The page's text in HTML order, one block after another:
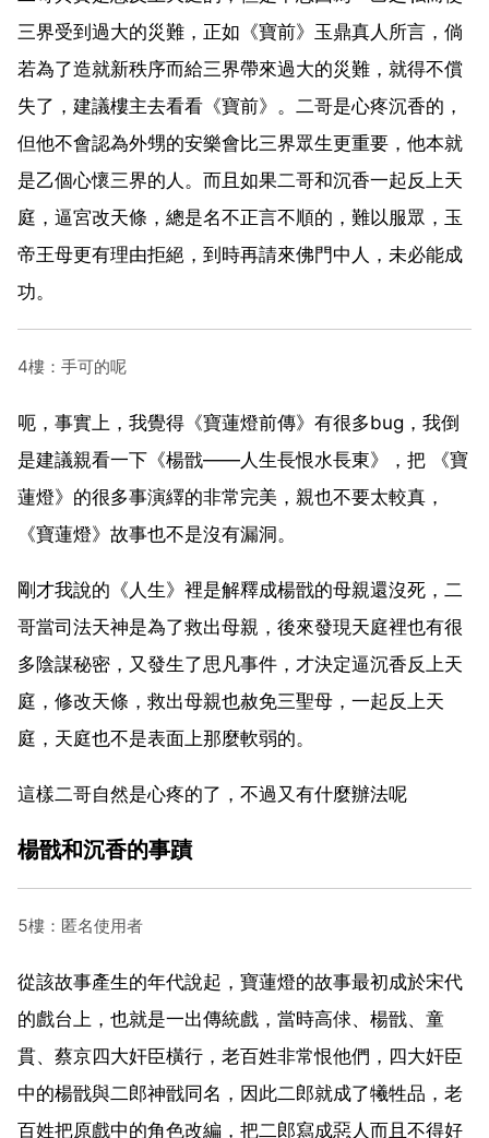
三界受到過大的災難，正如《寶前》玉鼎真人所言，倘
若為了造就新秩序而給三界帶來過大的災難，就得不償
失了，建議樓主去看看《寶前》。二哥是心疼沉香的，
但他不會認為外甥的安樂會比三界眾生更重要，他本就
是乙個心懷三界的人。而且如果二哥和沉香一起反上天
庭，逼宮改天條，總是名不正言不順的，難以服眾，玉
帝王母更有理由拒絕，到時再請來佛門中人，未必能成
功。
4樓：手可的呢
呃，事實上，我覺得《寶蓮燈前傳》有很多bug，我倒
是建議親看一下《楊戩——人生長恨水長東》，把 《寶
蓮燈》的很多事演繹的非常完美，親也不要太較真，
《寶蓮燈》故事也不是沒有漏洞。
剛才我說的《人生》裡是解釋成楊戩的母親還沒死，二
哥當司法天神是為了救出母親，後來發現天庭裡也有很
多陰謀秘密，又發生了思凡事件，才決定逼沉香反上天
庭，修改天條，救出母親也赦免三聖母，一起反上天
庭，天庭也不是表面上那麼軟弱的。
這樣二哥自然是心疼的了，不過又有什麼辦法呢
楊戩和沉香的事蹟
5樓：匿名使用者
從該故事產生的年代說起，寶蓮燈的故事最初成於宋代
的戲台上，也就是一出傳統戲，當時高俅、楊戩、童
貫、蔡京四大奸臣橫行，老百姓非常恨他們，四大奸臣
中的楊戩與二郎神戩同名，因此二郎就成了犧牲品，老
百姓把原戲中的角色改編，把二郎寫成惡人而且不得好